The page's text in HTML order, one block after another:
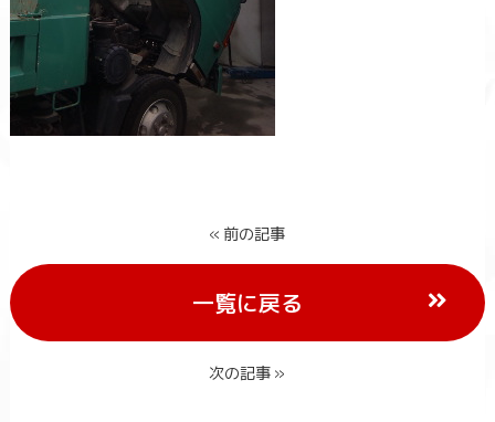
« 前の記事
一覧に戻る
次の記事 »